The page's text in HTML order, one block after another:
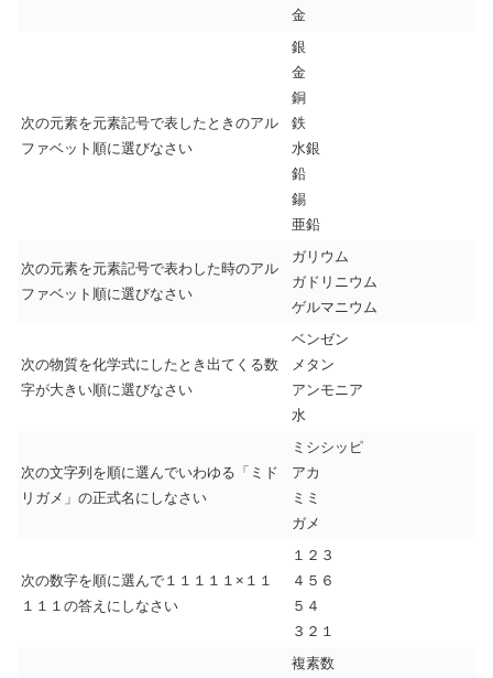
金
次の元素を元素記号で表したときのアル
ファベット順に選びなさい
銀
金
銅
鉄
水銀
鉛
錫
亜鉛
次の元素を元素記号で表わした時のアル
ファベット順に選びなさい
ガリウム
ガドリニウム
ゲルマニウム
次の物質を化学式にしたとき出てくる数
字が大きい順に選びなさい
ベンゼン
メタン
アンモニア
水
次の文字列を順に選んでいわゆる「ミド
リガメ」の正式名にしなさい
ミシシッピ
アカ
ミミ
ガメ
次の数字を順に選んで１１１１１×１１
１１１の答えにしなさい
１２３
４５６
５４
３２１
複素数